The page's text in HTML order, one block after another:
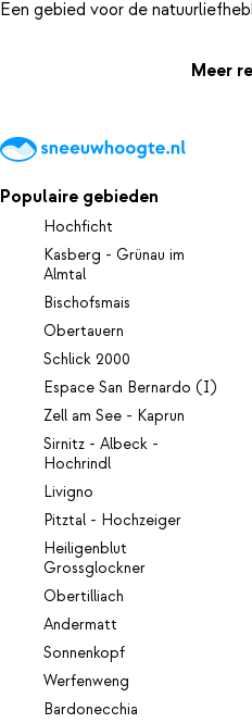
Meer
Populaire gebieden
Hochficht
Kasberg - Grünau im
Almtal
Bischofsmais
Obertauern
Schlick 2000
Espace San Bernardo (I)
Zell am See - Kaprun
Sirnitz - Albeck -
Hochrindl
Livigno
Pitztal - Hochzeiger
Heiligenblut
Grossglockner
Obertilliach
Andermatt
Sonnenkopf
Werfenweng
Bardonecchia